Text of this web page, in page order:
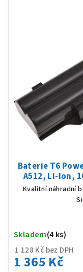
Baterie T6
A512, Li-Ion,
Kvalitní náhradní
1 128 Kč bez DPH
1 365 Kč
Skladem(4 ks)